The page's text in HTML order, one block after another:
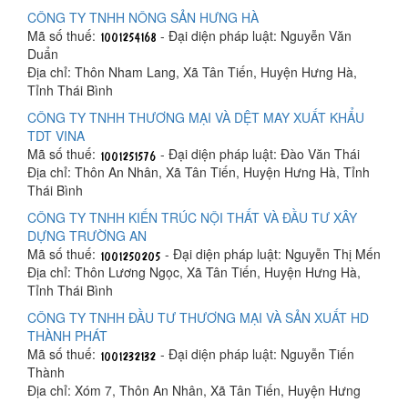
CÔNG TY TNHH NÔNG SẢN HƯNG HÀ
Mã số thuế:
- Đại diện pháp luật: Nguyễn Văn
Duẩn
Địa chỉ: Thôn Nham Lang, Xã Tân Tiến, Huyện Hưng Hà,
Tỉnh Thái Bình
CÔNG TY TNHH THƯƠNG MẠI VÀ DỆT MAY XUẤT KHẨU
TDT VINA
Mã số thuế:
- Đại diện pháp luật: Đào Văn Thái
Địa chỉ: Thôn An Nhân, Xã Tân Tiến, Huyện Hưng Hà, Tỉnh
Thái Bình
CÔNG TY TNHH KIẾN TRÚC NỘI THẤT VÀ ĐẦU TƯ XÂY
DỰNG TRƯỜNG AN
Mã số thuế:
- Đại diện pháp luật: Nguyễn Thị Mến
Địa chỉ: Thôn Lương Ngọc, Xã Tân Tiến, Huyện Hưng Hà,
Tỉnh Thái Bình
CÔNG TY TNHH ĐẦU TƯ THƯƠNG MẠI VÀ SẢN XUẤT HD
THÀNH PHÁT
Mã số thuế:
- Đại diện pháp luật: Nguyễn Tiến
Thành
Địa chỉ: Xóm 7, Thôn An Nhân, Xã Tân Tiến, Huyện Hưng